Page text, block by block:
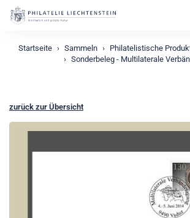
Startseite Sammeln Philatelistische
Sonderbeleg - Multilaterale
zurück zur Übersicht